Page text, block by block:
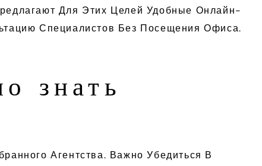
Для Этих Целей Удобные Онлайн-
Специалистов Без Посещения Офиса.
знать
Агентства. Важно Убедиться В